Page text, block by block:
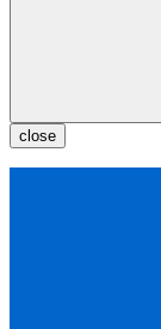
close